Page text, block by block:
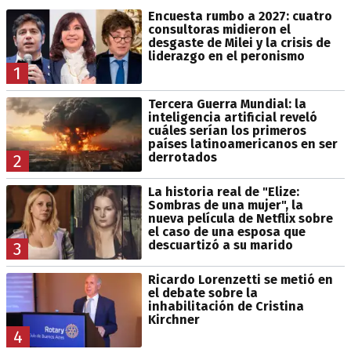
1
Encuesta rumbo a 2027: cuatro
consultoras midieron el
desgaste de Milei y la crisis de
liderazgo en el peronismo
2
Tercera Guerra Mundial: la
inteligencia artificial reveló
cuáles serían los primeros
países latinoamericanos en ser
derrotados
3
La historia real de "Elize:
Sombras de una mujer", la
nueva película de Netflix sobre
el caso de una esposa que
descuartizó a su marido
4
Ricardo Lorenzetti se metió en
el debate sobre la
inhabilitación de Cristina
Kirchner